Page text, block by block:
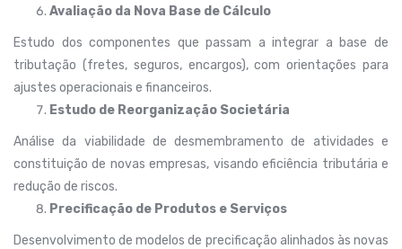
Avaliação da Nova Base de Cálculo
Estudo dos componentes que passam a integrar a base de
tributação (fretes, seguros, encargos), com orientações para
ajustes operacionais e financeiros.
Estudo de Reorganização Societária
Análise da viabilidade de desmembramento de atividades e
constituição de novas empresas, visando eficiência tributária e
redução de riscos.
Precificação de Produtos e Serviços
Desenvolvimento de modelos de precificação alinhados às novas